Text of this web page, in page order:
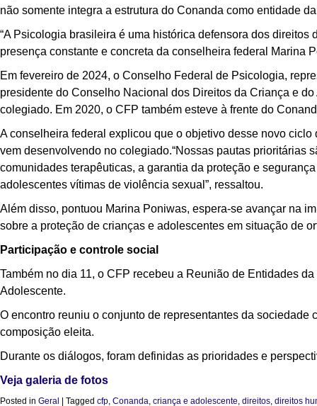
não somente integra a estrutura do Conanda como entidade
“A Psicologia brasileira é uma histórica defensora dos
presença constante e concreta da conselheira federal Marina
Em fevereiro de 2024, o Conselho Federal de Psicologia,
presidente do Conselho Nacional dos Direitos da Criança e
colegiado. Em 2020, o CFP também esteve à frente do
A conselheira federal explicou que o objetivo desse novo
vem desenvolvendo no colegiado.“Nossas pautas prioritárias
comunidades terapêuticas, a garantia da proteção e
adolescentes vítimas de violência sexual”, ressaltou.
Além disso, pontuou Marina Poniwas, espera-se avançar na
sobre a proteção de crianças e adolescentes em situação de
Participação e controle social
Também no dia 11, o CFP recebeu a Reunião de Entidades
Adolescente.
O encontro reuniu o conjunto de representantes da
composição eleita.
Durante os diálogos, foram definidas as prioridades e
Veja galeria de fotos
Posted in Geral Tagged cfp, Conanda, criança e adolescente, direitos, direitos